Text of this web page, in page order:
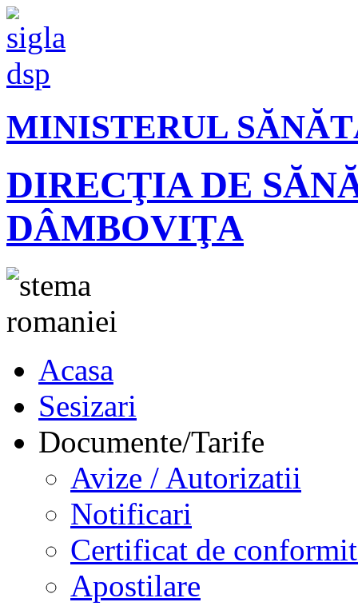
MINISTERUL
DIRECŢIA DE
DÂMBOVIŢA
Acasa
Sesizari
Documente/Tarife
Avize / Autorizatii
Notificari
Certificat de
Apostilare